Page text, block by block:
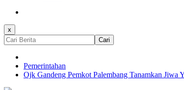
x
Cari
Pemerintahan
Ojk Gandeng Pemkot Palembang Tanamkan Jiwa